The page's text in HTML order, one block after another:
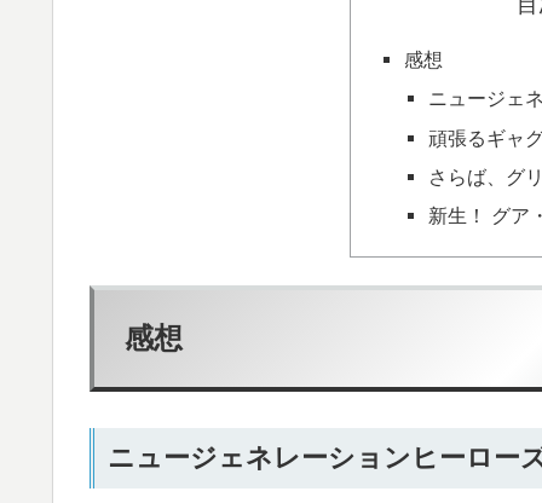
感想
ニュージェ
頑張るギャ
さらば、グ
新生！ グア
感想
ニュージェネレーションヒーロー